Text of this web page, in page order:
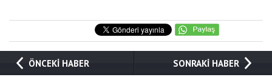
ÖNCEKİ HABER SONRAKİ HABER